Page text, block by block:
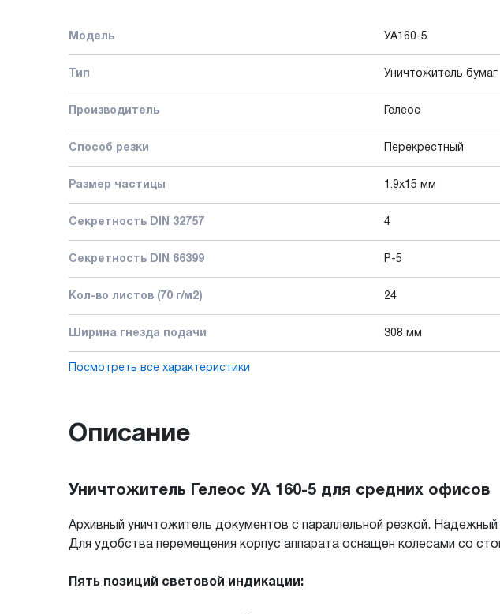
Модель УА160-5
Тип Уничтожитель бумаг
Производитель Гелеос
Способ резки Перекрестный
Размер частицы 1.9x15 мм
Секретность DIN 32757 4
Секретность DIN 66399 P-5
Кол-во листов (70 г/м2) 24
Ширина гнезда подачи 308 мм
Посмотреть все характеристики
Описание
Уничтожитель Гелеос УА 160-5 для средних офисов
Архивный уничтожитель документов с параллельной резкой.
Для удобства перемещения корпус аппарата оснащен колесами со
Пять позиций световой индикации: